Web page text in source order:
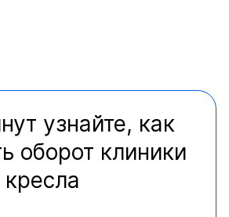
узнайте, как
оборот клиники